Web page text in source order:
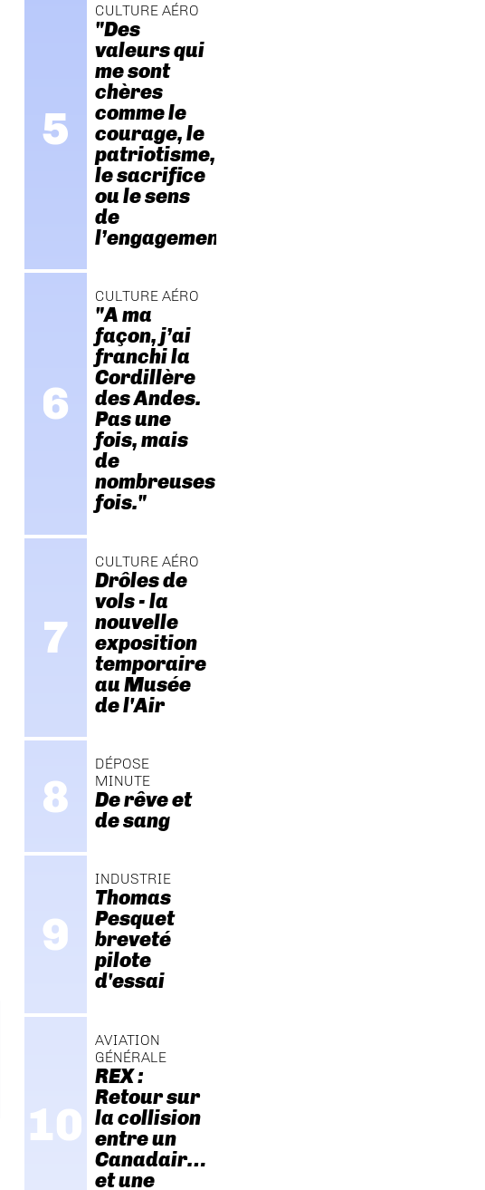
CULTURE AÉRO
"Des
valeurs qui
me sont
chères
comme le
courage, le
patriotisme,
le sacrifice
ou le sens
de
l’engagement."
CULTURE AÉRO
"A ma
façon, j’ai
franchi la
Cordillère
des Andes.
Pas une
fois, mais
de
nombreuses
fois."
CULTURE AÉRO
Drôles de
vols - la
nouvelle
exposition
temporaire
au Musée
de l'Air
DÉPOSE
MINUTE
De rêve et
de sang
INDUSTRIE
Thomas
Pesquet
breveté
pilote
d'essai
AVIATION
GÉNÉRALE
REX :
Retour sur
la collision
entre un
Canadair…
et une